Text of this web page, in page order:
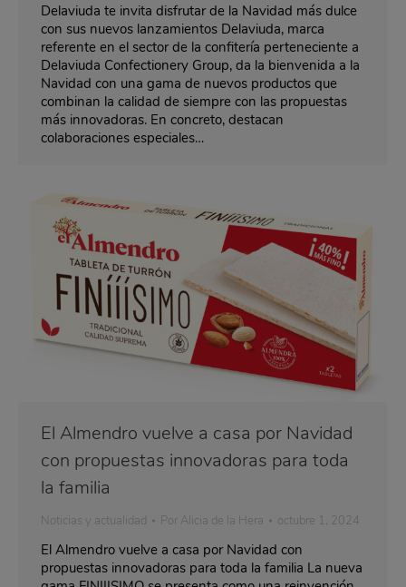
Delaviuda te invita disfrutar de la Navidad más dulce
con sus nuevos lanzamientos Delaviuda, marca
referente en el sector de la confitería perteneciente a
Delaviuda Confectionery Group, da la bienvenida a la
Navidad con una gama de nuevos productos que
combinan la calidad de siempre con las propuestas
más innovadoras. En concreto, destacan
colaboraciones especiales…
El Almendro vuelve a casa por Navidad
con propuestas innovadoras para toda
la familia
Noticias y actualidad Por Alicia de la Hera octubre 1, 2024
El Almendro vuelve a casa por Navidad con
propuestas innovadoras para toda la familia La nueva